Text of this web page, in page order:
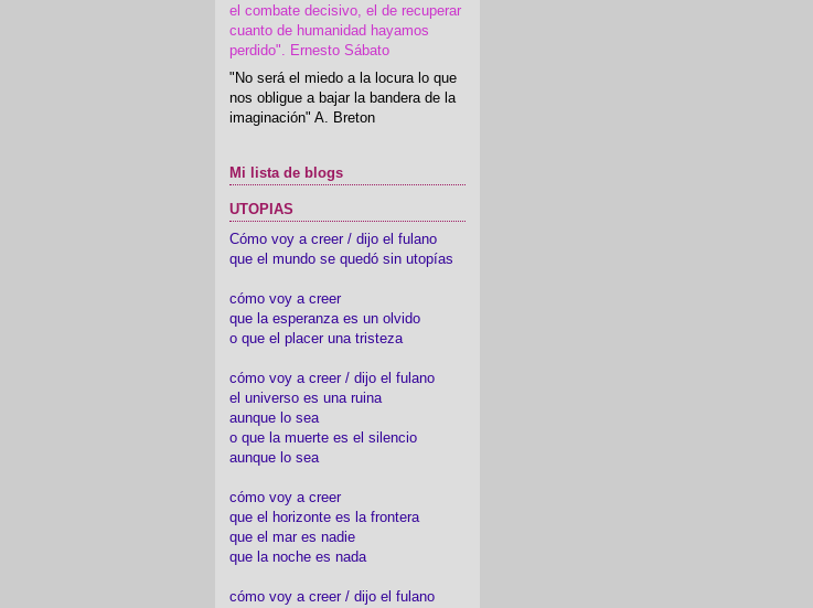
el combate decisivo, el de recuperar
cuanto de humanidad hayamos
perdido". Ernesto Sábato
"No será el miedo a la locura lo que
nos obligue a bajar la bandera de la
imaginación" A. Breton
Mi lista de blogs
UTOPIAS
Cómo voy a creer / dijo el fulano
que el mundo se quedó sin utopías
cómo voy a creer
que la esperanza es un olvido
o que el placer una tristeza
cómo voy a creer / dijo el fulano
el universo es una ruina
aunque lo sea
o que la muerte es el silencio
aunque lo sea
cómo voy a creer
que el horizonte es la frontera
que el mar es nadie
que la noche es nada
cómo voy a creer / dijo el fulano